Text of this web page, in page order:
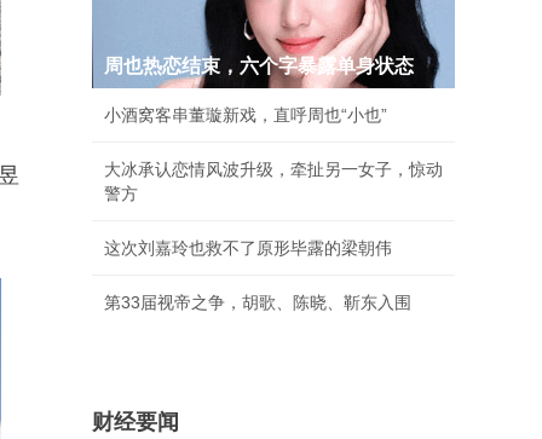
周也热恋结束，六个字暴露单身状态
小酒窝客串董璇新戏，直呼周也“小也”
大冰承认恋情风波升级，牵扯另一女子，惊动
警方
这次刘嘉玲也救不了原形毕露的梁朝伟
第33届视帝之争，胡歌、陈晓、靳东入围
财经要闻